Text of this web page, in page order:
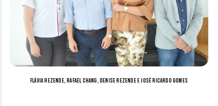
Flávia Rezende, Rafael Chang, Denise Rezende e José Ricardo Gomes